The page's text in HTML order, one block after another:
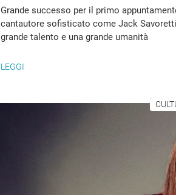
Grande successo per il primo
cantautore sofisticato come Jack
grande talento e una grande umanità
LEGGI